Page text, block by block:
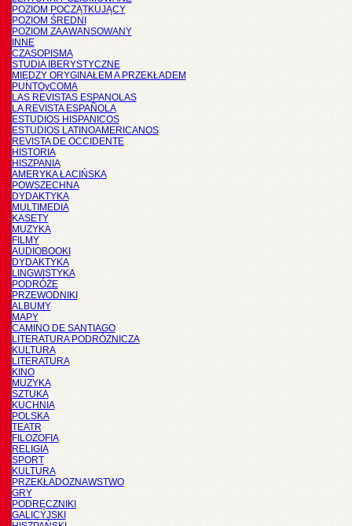
POZIOM POCZĄTKUJĄCY
POZIOM ŚREDNI
POZIOM ZAAWANSOWANY
INNE
CZASOPISMA
STUDIA IBERYSTYCZNE
MIĘDZY ORYGINAŁEM A PRZEKŁADEM
PUNTOyCOMA
LAS REVISTAS ESPANOLAS
LA REVISTA ESPAÑOLA
ESTUDIOS HISPANICOS
ESTUDIOS LATINOAMERICANOS
REVISTA DE OCCIDENTE
HISTORIA
HISZPANIA
AMERYKA ŁACIŃSKA
POWSZECHNA
DYDAKTYKA
MULTIMEDIA
KASETY
MUZYKA
FILMY
AUDIOBOOKI
DYDAKTYKA
LINGWISTYKA
PODRÓŻE
PRZEWODNIKI
ALBUMY
MAPY
CAMINO DE SANTIAGO
LITERATURA PODRÓŻNICZA
KULTURA
LITERATURA
KINO
MUZYKA
SZTUKA
KUCHNIA
POLSKA
TEATR
FILOZOFIA
RELIGIA
SPORT
KULTURA
PRZEKŁADOZNAWSTWO
GRY
PODRĘCZNIKI
GALICYJSKI